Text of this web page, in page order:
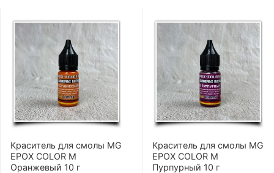
Краситель для смолы MG
EPOX COLOR M
Оранжевый 10 г
Краситель для смолы MG
EPOX COLOR M
Пурпурный 10 г